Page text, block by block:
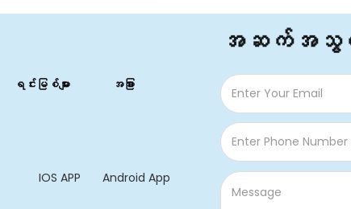
ရင်းမြစ်များ အခြား
အဆက်အ